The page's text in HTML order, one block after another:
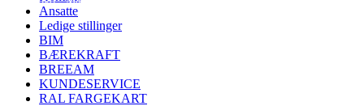
Ansatte
Ledige stillinger
BIM
BÆREKRAFT
BREEAM
KUNDESERVICE
RAL FARGEKART